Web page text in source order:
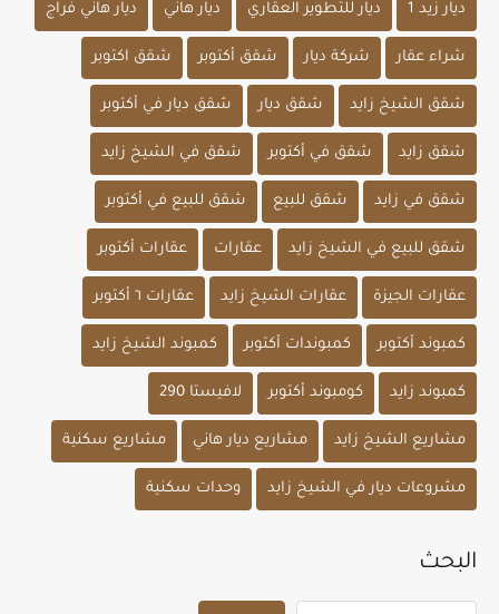
ديار زيد 1 ديار للتطوير العقاري ديار هاني ديار هاني فراج
شراء عقار شركة ديار شقق أكتوبر شقق اكتوبر
شقق الشيخ زايد شقق ديار شقق ديار في أكتوبر
شقق زايد شقق في أكتوبر شقق في الشيخ زايد
شقق في زايد شقق للبيع شقق للبيع في أكتوبر
شقق للبيع في الشيخ زايد عقارات عقارات أكتوبر
عقارات الجيزة عقارات الشيخ زايد عقارات ٦ أكتوبر
كمبوند أكتوبر كمبوندات أكتوبر كمبوند الشيخ زايد
كمبوند زايد كومبوند أكتوبر لافيستا 290
مشاريع الشيخ زايد مشاريع ديار هاني مشاريع سكنية
مشروعات ديار في الشيخ زايد وحدات سكنية
البحث